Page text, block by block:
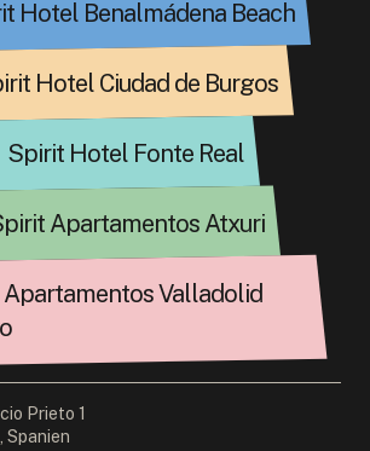
Hotel Benalmádena Beach
Hotel Ciudad de Burgos
Spirit Hotel Fonte Real
Apartamentos Atxuri
Valladolid
Prieto 1
Spanien